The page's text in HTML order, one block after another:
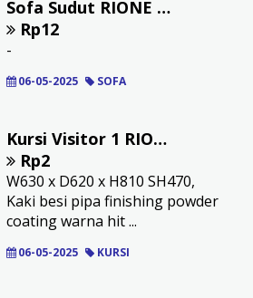
Sofa Sudut RIONE Shaldon 3 + Puff + Meja Pablo
Rp12
-
06-05-2025 SOFA
Kursi Visitor 1 RIONE C7
Rp2
W630 x D620 x H810 SH470,
Kaki besi pipa finishing powder
coating warna hit ...
06-05-2025 KURSI